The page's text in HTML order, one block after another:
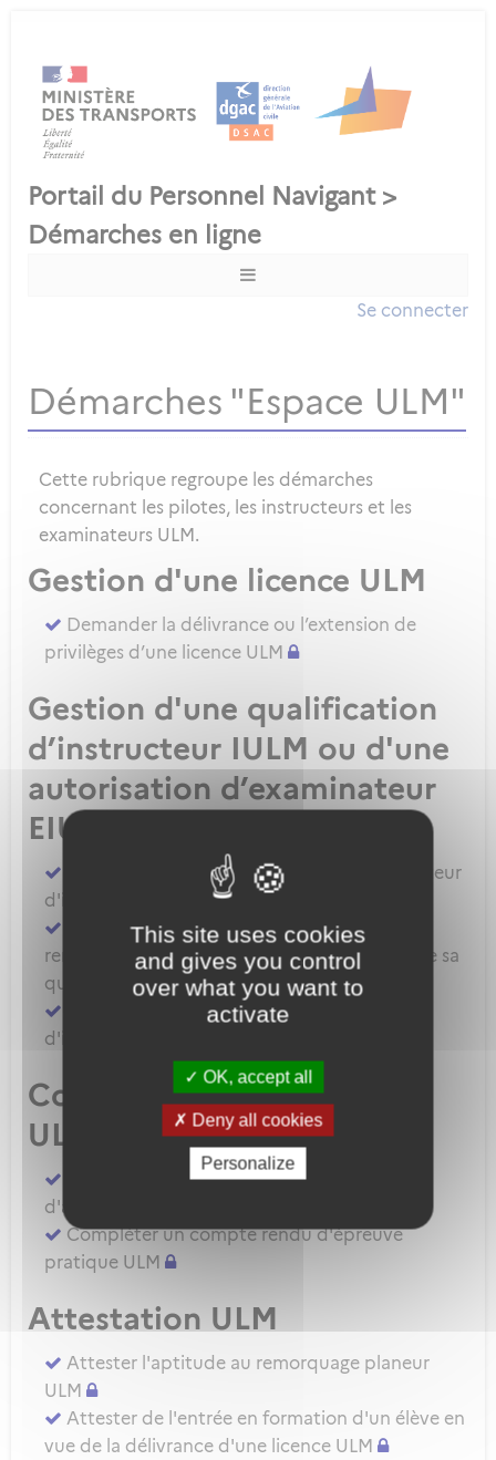
This site uses cookies
and gives you control
over what you want to
activate
OK, accept all
Deny all cookies
Personalize
Se connecter
Démarches "Espace ULM"
Cette rubrique regroupe les démarches
concernant les pilotes, les instructeurs et les
examinateurs ULM.
Gestion d'une licence ULM
Demander la délivrance ou l’extension de
privilèges d’une licence ULM
Gestion d'une qualification
d’instructeur IULM ou d'une
autorisation d’examinateur
EIULM
Attester des prérequis pour devenir formateur
d'instructeur ULM
Demander la délivrance, la prorogation, le
renouvellement ou l'extension de privilèges de sa
qualification IULM
Demander une autorisation d'examinateur
d'instructeur EIULM
Compte rendu d’épreuve
ULM
Compléter un compte rendu d'épreuve
d'aptitude pratique instructeur IULM.
Compléter un compte rendu d'épreuve
pratique ULM
Attestation ULM
Attester l'aptitude au remorquage planeur
ULM
Attester de l'entrée en formation d'un élève en
vue de la délivrance d'une licence ULM